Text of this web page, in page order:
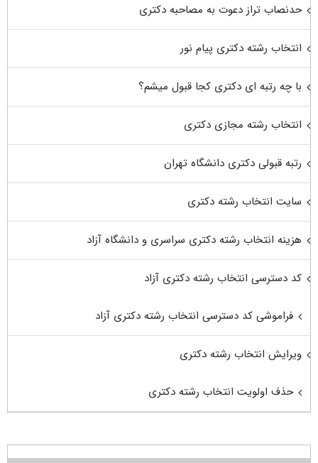
حدنصاب تراز دعوت به مصاحبه دکتری
انتخاب رشته دکتری پیام نور
با چه رتبه ای دکتری کجا قبول میشم؟
انتخاب رشته مجازی دکتری
رتبه قبولی دکتری دانشگاه تهران
سایت انتخاب رشته دکتری
هزینه انتخاب رشته دکتری سراسری و دانشگاه آزاد
کد دسترسی انتخاب رشته دکتری آزاد
فراموشی کد دسترسی انتخاب رشته دکتری آزاد
ویرایش انتخاب رشته دکتری
حذف اولویت انتخاب رشته دکتری